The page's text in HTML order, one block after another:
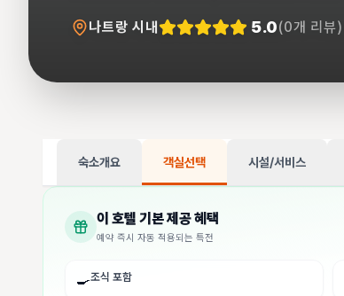
나트랑 시내 5.0(0개 리뷰)
숙소개요 객실선택 시설/서비스
이 호텔 기본 제공 혜택
예약 즉시 자동 적용되는 특전
🍳조식 포함